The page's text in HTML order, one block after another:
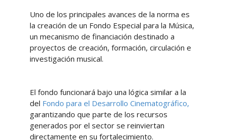
Uno de los principales avances de la norma es
la creación de un Fondo Especial para la Música,
un mecanismo de financiación destinado a
proyectos de creación, formación, circulación e
investigación musical.
El fondo funcionará bajo una lógica similar a la
del Fondo para el Desarrollo Cinematográfico,
garantizando que parte de los recursos
generados por el sector se reinviertan
directamente en su fortalecimiento.